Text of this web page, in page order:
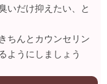
いだけ抑えたい、と
ちんとカウンセリン
ようにしましょう